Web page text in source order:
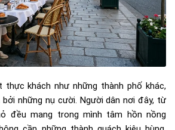
thực khách như những thành phố khác,
bởi những nụ cười. Người dân nơi đây, từ
đều mang trong mình tâm hồn nồng